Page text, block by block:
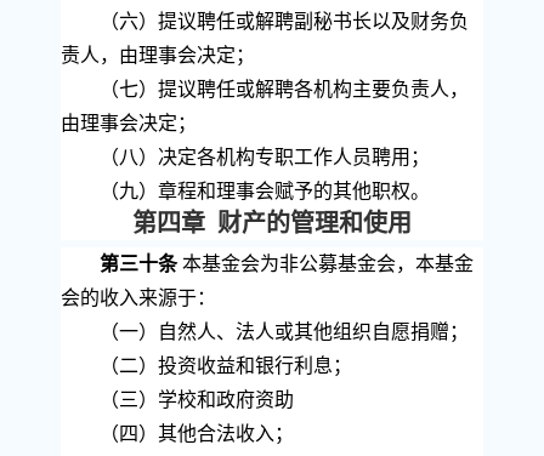
（六）提议聘任或解聘副秘书长以及财务负
责人，由理事会决定；
（七）提议聘任或解聘各机构主要负责人，
由理事会决定；
（八）决定各机构专职工作人员聘用；
（九）章程和理事会赋予的其他职权。
第四章 财产的管理和使用
第三十条 本基金会为非公募基金会，本基金
会的收入来源于：
（一）自然人、法人或其他组织自愿捐赠；
（二）投资收益和银行利息；
（三）学校和政府资助
（四）其他合法收入；